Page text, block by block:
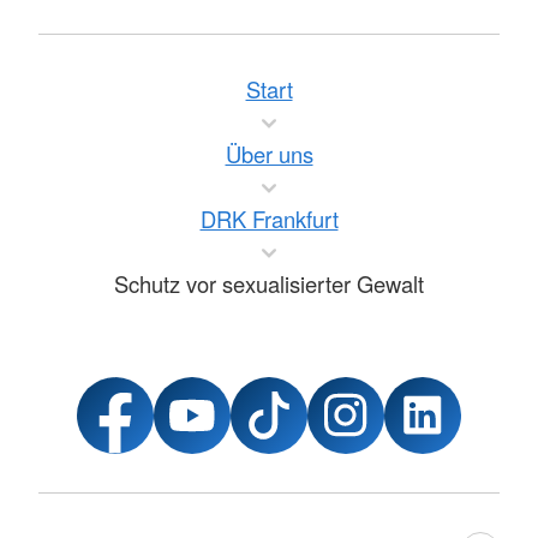
Start
Über uns
DRK Frankfurt
Schutz vor sexualisierter Gewalt